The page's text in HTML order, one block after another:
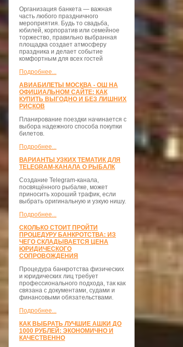
Организация банкета — важная
часть любого праздничного
мероприятия. Будь то свадьба,
юбилей, корпоратив или семейное
торжество, правильно выбранная
площадка создает атмосферу
праздника и делает событие
комфортным для всех гостей
Подробнее...
АВИАБИЛЕТЫ МОСКВА - ОШ НА
ОФИЦИАЛЬНОМ САЙТЕ: КАК
КУПИТЬ ВЫГОДНО И БЕЗ ЛИШНИХ
РИСКОВ
Планирование поездки начинается с
выбора надежного способа покупки
билетов.
Подробнее...
ВАРИАНТЫ УЗКИХ ТЕМАТИК ДЛЯ
TELEGRAM-КАНАЛА О РЫБАЛК
Создание Telegram-канала,
посвящённого рыбалке, может
приносить хороший трафик, если
выбрать оригинальную и узкую нишу.
Подробнее...
СКОЛЬКО СТОИТ ПРОЙТИ
ПРОЦЕДУРУ БАНКРОТСТВА: ИЗ
ЧЕГО СКЛАДЫВАЕТСЯ ЦЕНА
ЮРИДИЧЕСКОГО
СОПРОВОЖДЕНИЯ
Процедура банкротства физических
и юридических лиц требует
профессионального подхода, так как
связана с документами, судами и
финансовыми обязательствами.
Подробнее...
КАК ВЫБРАТЬ ЛУЧШИЕ АШКИ ДО
1000 РУБЛЕЙ: ЭКОНОМИЧНО И
КАЧЕСТВЕННО